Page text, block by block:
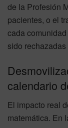
de la Profesión
pacientes, o el
cada
sido
calendario
El impacto real
matemática. En